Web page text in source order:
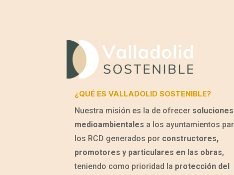
¿QUÉ ES VALLADOLID SOSTENIBLE?
Nuestra misión es la de ofrecer soluciones
medioambientales a los ayuntamientos
los RCD generados por constructores,
promotores y particulares en las obras,
teniendo como prioridad la protección del